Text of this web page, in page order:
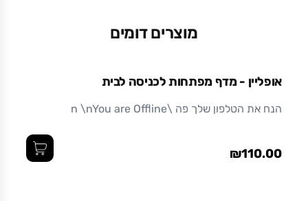
חומר
עמיד ואיכותי לאורך זמן.
מוצרים דומים
אופליין - מדף מפתחות לכניסה לבית
הנח את הטלפון שלך פה \n \nYou are Offline
₪110.00